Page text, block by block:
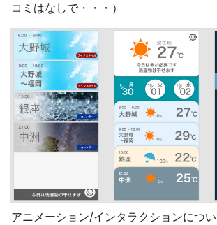
コミはなしで・・・）
アニメーション/インタラクションにつ